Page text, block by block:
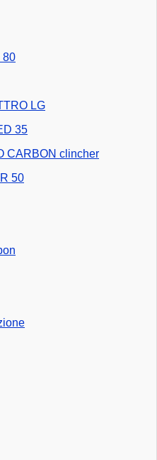
80
LG
35
CARBON clincher
50